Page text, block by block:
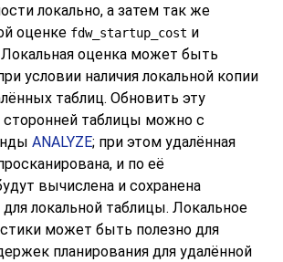
локально, а затем так же
оценке fdw_startup_cost и
Локальная оценка может быть
условии наличия локальной копии
таблиц. Обновить эту
сторонней таблицы можно с
ANALYZE; при этом удалённая
и по её
вычислена и сохранена
локальной таблицы. Локальное
может быть полезно для
планирования для удалённой